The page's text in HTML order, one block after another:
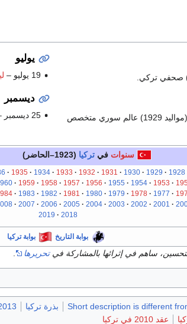
(مواليد 1929) عالم سوري متخصص
يوليو
19 يوليو –
ديسمبر
25 ديسمبر –
سنوات فيتركيا (1923–الحاضر)
1928
1929
1930
1931
1932
1933
1934
1935
1953
1954
1955
1956
1957
1958
1959
1977
1978
1979
1980
1981
1982
1983
2001
2002
2003
2004
2005
2006
2007
2018
2019
بوابة التاريخ بوابة تركيا
ساهم في إثرائها بالمشاركة فيتحريرها
Short description is different بذرة تركيا 2013 في
عقد 2010 في تركيا